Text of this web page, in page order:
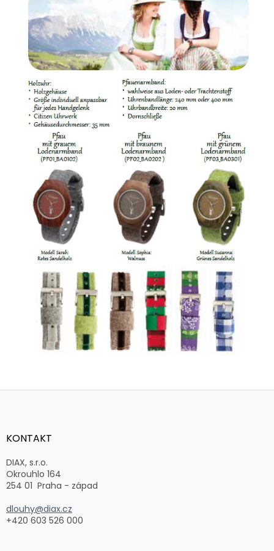
Z
aKONTAKT
DIAX, s.r.o.
Okrouhlo 164
254 01 Praha - západ
dlouhy@diax.cz
+420 603 526 000